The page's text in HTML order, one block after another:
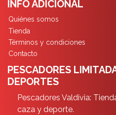
INFO ADICIONAL
Quiénes somos
Tienda
Términos y condiciones
Contacto
PESCADORES
DEPORTES
Pescadores Valdivia:
caza y deporte.